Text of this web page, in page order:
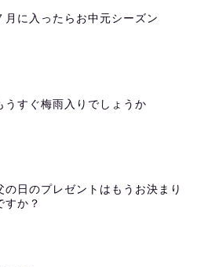
月に入ったらお中元シーズン
うすぐ梅雨入りでしょうか
の日のプレゼントはもうお決まり
すか？